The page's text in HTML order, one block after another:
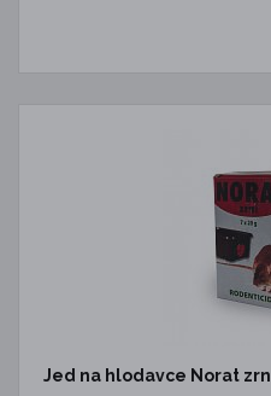
Jed na hlodavce Norat